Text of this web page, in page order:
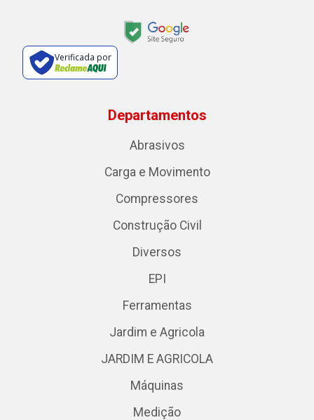
Verificada por
Departamentos
Abrasivos
Carga e Movimento
Compressores
Construção Civil
Diversos
EPI
Ferramentas
Jardim e Agricola
JARDIM E AGRICOLA
Máquinas
Medição